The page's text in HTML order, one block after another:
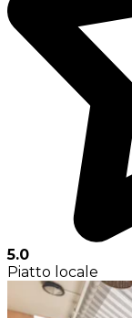
5.0
Piatto locale